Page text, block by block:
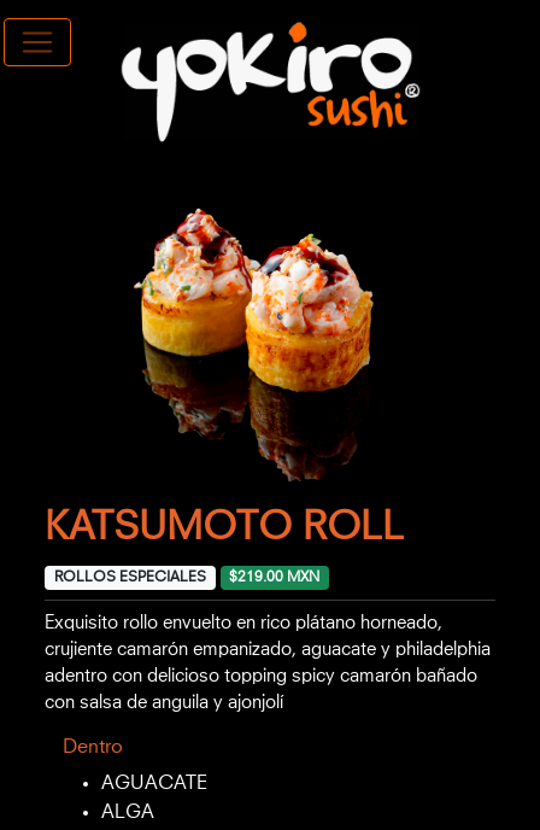
KATSUMOTO ROLL
ROLLOS ESPECIALES $219.00 MXN
Exquisito rollo envuelto en rico plátano horneado,
crujiente camarón empanizado, aguacate y philadelphia
adentro con delicioso topping spicy camarón bañado
con salsa de anguila y ajonjolí
Dentro
AGUACATE
ALGA